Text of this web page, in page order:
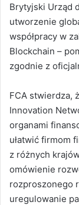
Brytyjski Urząd
utworzenie
współpracy w
Blockchain –
zgodnie z
FCA stwierdza,
Innovation
organami
ułatwić firmom
z różnych
omówienie
rozproszonego
uregulowanie